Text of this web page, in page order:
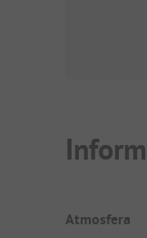
Atmosfera